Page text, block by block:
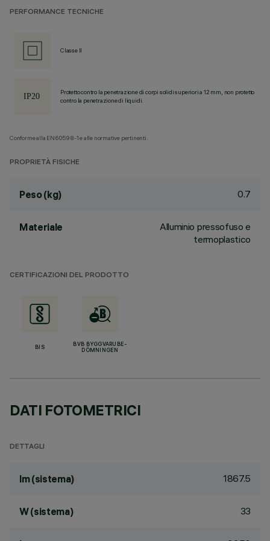
PERFORMANCE TECNICHE
Classe II
Protetto contro la penetrazione di corpi solidi superiori a 12 mm, non protetto
contro la penetrazione di liquidi.
Conforme alla EN60598-1 e alle normative pertinenti.
PROPRIETÀ FISICHE
Peso (kg) 0.7
Materiale
Alluminio pressofuso e
termoplastico
CERTIFICAZIONI DEL PRODOTTO
BIS
BVB BYGGVARUBE-
DÖMNINGEN
DATI FOTOMETRICI
DETTAGLI
lm (sistema) 1867.5
W (sistema) 33